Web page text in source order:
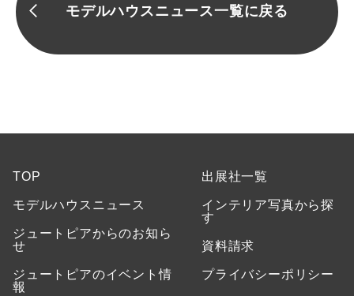
モデルハウスニュース一覧に戻る
TOP
モデルハウスニュース
ジュートピアからのお知ら
せ
ジュートピアのイベント情
報
出展社一覧
インテリア写真から探
す
資料請求
プライバシーポリシー